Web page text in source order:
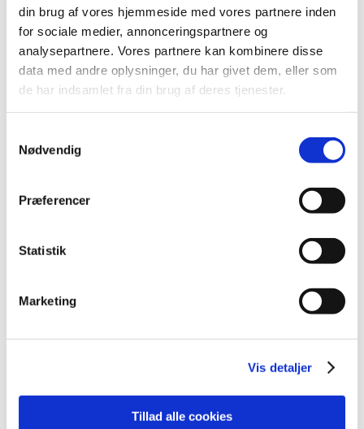
din brug af vores hjemmeside med vores partnere inden
for sociale medier, annonceringspartnere og
analysepartnere. Vores partnere kan kombinere disse
data med andre oplysninger, du har givet dem, eller som
de har indsamlet fra din brug af deres tjenester.
Nødvendig
Præferencer
Statistik
Marketing
Vis detaljer
Tillad alle cookies
Nye medlemmer i Nationalt råd for
forsyningssikkerhed af lægemidler
|1. november 2023 |
Efter udløbet af den første toårige periode er der nu
udpeget nye medlemmer til Nationalt råd for…
Forrige
TID
2023 (195)
oktober (16)